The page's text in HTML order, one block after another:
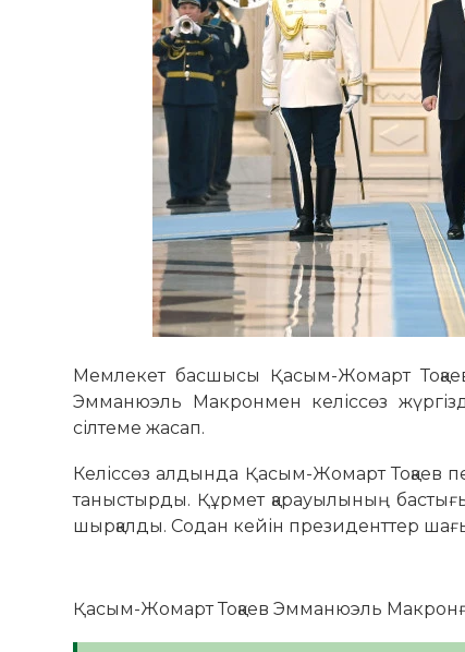
Мемлекет басшысы Қасым-Жомарт
Эмманюэль Макронмен келіссөз
сілтеме жасап.
Келіссөз алдында Қасым-Жомарт Тоқаев
таныстырды. Құрмет қарауылының
шырқалды. Содан кейін президенттер
Қасым-Жомарт Тоқаев Эмманюэль